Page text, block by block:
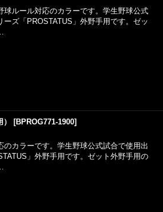
球ルール対応のカラーです。学生野球公式
ズ「PROSTATUS」外野手用です。ゼッ
[BPROG771-1900]
のカラーです。学生野球公式試合で使用出
」外野手用です。ゼット外野手用の